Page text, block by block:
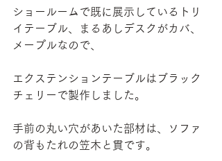
ショールームで既に展示しているトリ
イテーブル、まるあしデスクがカバ、
メープルなので、
エクステンションテーブルはブラック
チェリーで製作しました。
手前の丸い穴があいた部材は、ソファ
の背もたれの笠木と貫です。